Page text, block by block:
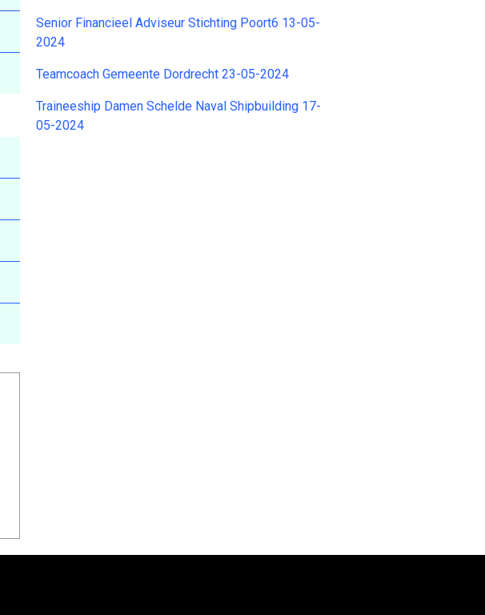
Senior Financieel Adviseur Stichting Poort6 13-05-
2024
Teamcoach Gemeente Dordrecht 23-05-2024
Traineeship Damen Schelde Naval Shipbuilding 17-
05-2024